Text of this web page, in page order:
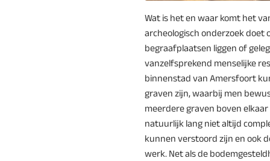
Wat is het en waar komt het
archeologisch onderzoek doet
begraafplaatsen liggen of
vanzelfsprekend menselijke
binnenstad van Amersfoort
graven zijn, waarbij men
meerdere graven boven elkaar
natuurlijk lang niet altijd
kunnen verstoord zijn en ook
werk. Net als de